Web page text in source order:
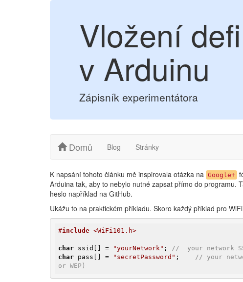
Vložení
v Arduinu
Zápisník experimentátora
Domů Blog Stránky
K napsání tohoto článku mě inspirovala otázka na Google+
Arduina tak, aby to nebylo nutné zapsat přímo do programu.
heslo například na GitHub.
Ukážu to na praktickém příkladu. Skoro každý příklad pro
#include <WiFi101.h>
char ssid[] = "yourNetwork" ; //  your network
char pass[] = "secretPassword" ; // your
or WEP)